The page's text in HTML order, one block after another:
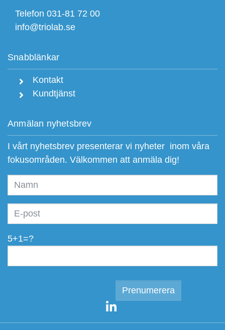
Telefon 031-81 72 00
info@triolab.se
Snabblänkar
Kontakt
Kundtjänst
Anmälan nyhetsbrev
I vårt nyhetsbrev presenterar vi nyheter inom våra
fokusområden. Välkommen att anmäla dig!
5+1=?